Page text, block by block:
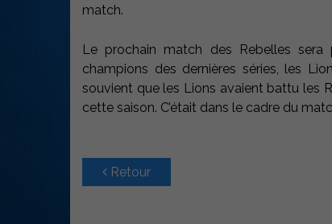
match.
Le prochain match des Rebelles sera
champions des dernières séries, les
souvient que les Lions avaient battu les
cette saison. C’était dans le cadre du
Retour